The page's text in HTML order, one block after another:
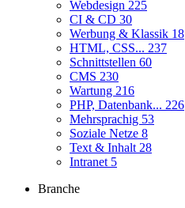
Webdesign 225
CI & CD 30
Werbung & Klassik 18
HTML, CSS... 237
Schnittstellen 60
CMS 230
Wartung 216
PHP, Datenbank... 226
Mehrsprachig 53
Soziale Netze 8
Text & Inhalt 28
Intranet 5
Branche